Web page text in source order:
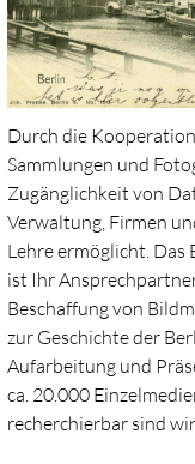
Durch die
Sammlungen und
Zugänglichkeit von
Verwaltung, Firmen
Lehre ermöglicht. Das
ist Ihr
Beschaffung von
zur Geschichte der
Aufarbeitung und
ca. 20.000
recherchierbar sind